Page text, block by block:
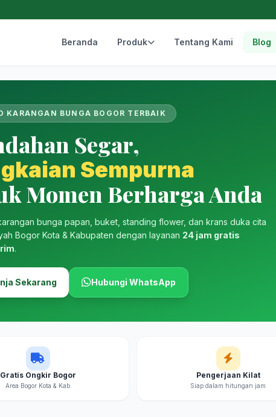
Beranda Produk Tentang Kami Blog
KARANGAN BUNGA BOGOR TERBAIK
Segar,
Sempurna
Momen Berharga Anda
bunga papan, buket, standing flower, dan krans duka cita
Bogor Kota & Kabupaten dengan layanan 24 jam gratis
.
Sekarang Hubungi WhatsApp
Gratis Ongkir Bogor
Area Bogor Kota & Kab
Pengerjaan Kilat
Siap dalam hitungan jam